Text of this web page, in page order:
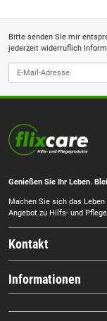
Bitte senden Sie mir
jederzeit widerruflich
Genießen Sie Ihr Leben.
Machen Sie sich das
Angebot zu Hilfs- und
Kontakt
Informationen